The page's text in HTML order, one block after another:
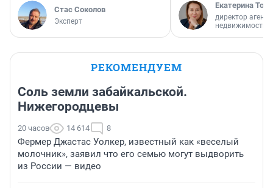
Стас Соколов
Эксперт
Екатерина
директор
недвижимости
РЕКОМЕНДУЕМ
Соль земли забайкальской.
Нижегородцевы
20 часов 14 614 8
Фермер Джастас Уолкер, известный как «веселый
молочник», заявил что его семью могут выдворить
из России — видео